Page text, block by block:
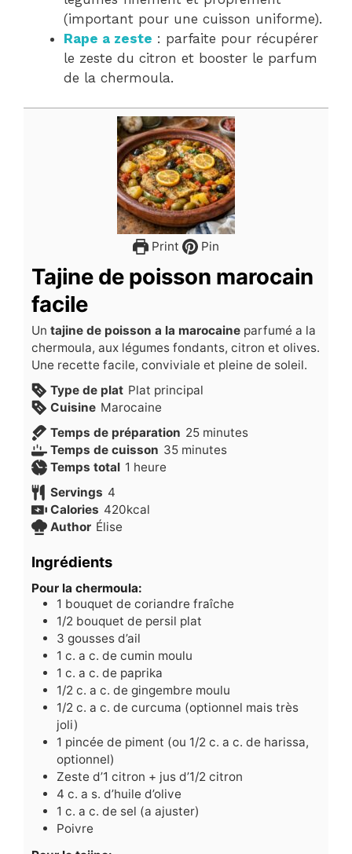
(important pour une cuisson uniforme).
Rape a zeste : parfaite pour récupérer
le zeste du citron et booster le parfum
de la chermoula.
Print Pin
Tajine de poisson marocain
facile
Un tajine de poisson a la marocaine parfumé a la
chermoula, aux légumes fondants, citron et olives.
Une recette facile, conviviale et pleine de soleil.
Type de plat Plat principal
Cuisine Marocaine
Temps de préparation 25minutes
minutes
Temps de cuisson 35minutes
minutes
Temps total 1 heure
heure
Servings 4
Calories 420kcal
Author Élise
Ingrédients
Pour la chermoula:
1 bouquet de coriandre fraîche
1/2 bouquet de persil plat
3 gousses d’ail
1 c. a c. de cumin moulu
1 c. a c. de paprika
1/2 c. a c. de gingembre moulu
1/2 c. a c. de curcuma (optionnel mais très
joli)
1 pincée de piment (ou 1/2 c. a c. de harissa,
optionnel)
Zeste d’1 citron + jus d’1/2 citron
4 c. a s. d’huile d’olive
1 c. a c. de sel (a ajuster)
Poivre